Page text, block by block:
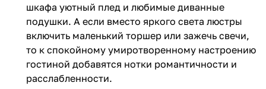
шкафа уютный плед и любимые диванные
подушки. А если вместо яркого света люстры
включить маленький торшер или зажечь свечи,
то к спокойному умиротворенному настроению
гостиной добавятся нотки романтичности и
расслабленности.